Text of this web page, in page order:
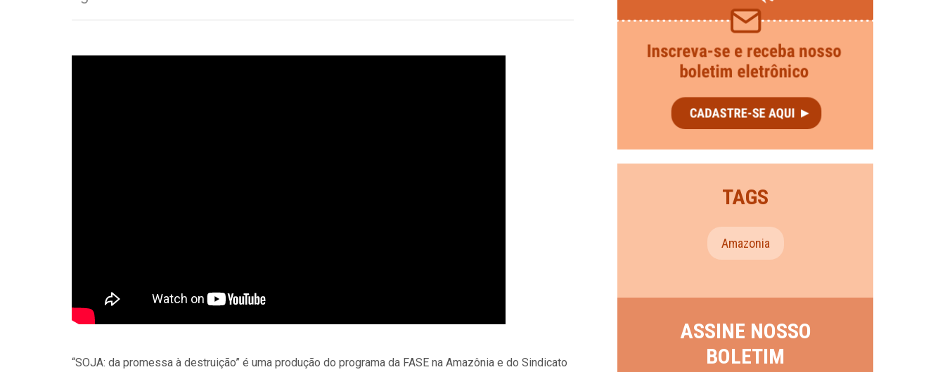
“SOJA: da promessa à destruição” é uma produção do programa da FASE na Amazônia e do Sindicato
TAGS
Amazonia
ASSINE NOSSO
BOLETIM